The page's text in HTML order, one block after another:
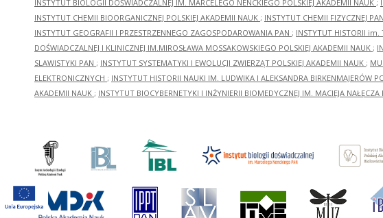
INSTYTUT BIOLOGII DOŚWIADCZALNEJ IM. MARCELEGO NENCKIEGO POLSKIEJ AKADEMII NAUK ;
INSTYTUT CHEMII BIOORGANICZNEJ POLSKIEJ AKADEMII NAUK ; INSTYTUT CHEMII FIZYCZNEJ PAN
INSTYTUT GEOGRAFII I PRZESTRZENNEGO ZAGOSPODAROWANIA PAN ; INSTYTUT HISTORII im.
DOŚWIADCZALNEJ I KLINICZNEJ IM.MIROSŁAWA MOSSAKOWSKIEGO POLSKIEJ AKADEMII NAUK ;
SLAWISTYKI PAN ; INSTYTUT SYSTEMATYKI I EWOLUCJI ZWIERZĄT POLSKIEJ AKADEMII NAUK ;
ELEKTRONICZNYCH ; INSTYTUT HISTORII NAUKI IM. LUDWIKA I ALEKSANDRA BIRKENMAJERÓW
AKADEMII NAUK ; INSTYTUT BIOCYBERNETYKI I INŻYNIERII BIOMEDYCZNEJ IM. MACIEJA